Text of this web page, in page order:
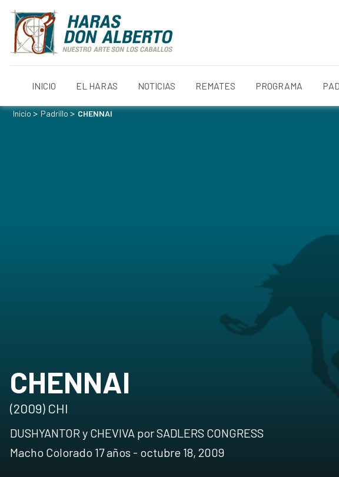
INICIO EL HARAS NOTICIAS REMATES PROGRAMA
Inicio> Padrillo> CHENNAI
CHENNAI
(2009) CHI
DUSHYANTOR y CHEVIVA por SADLERS CONGRESS
Macho Colorado 17 años - octubre 18, 2009